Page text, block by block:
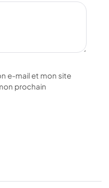
e-mail et mon site
prochain